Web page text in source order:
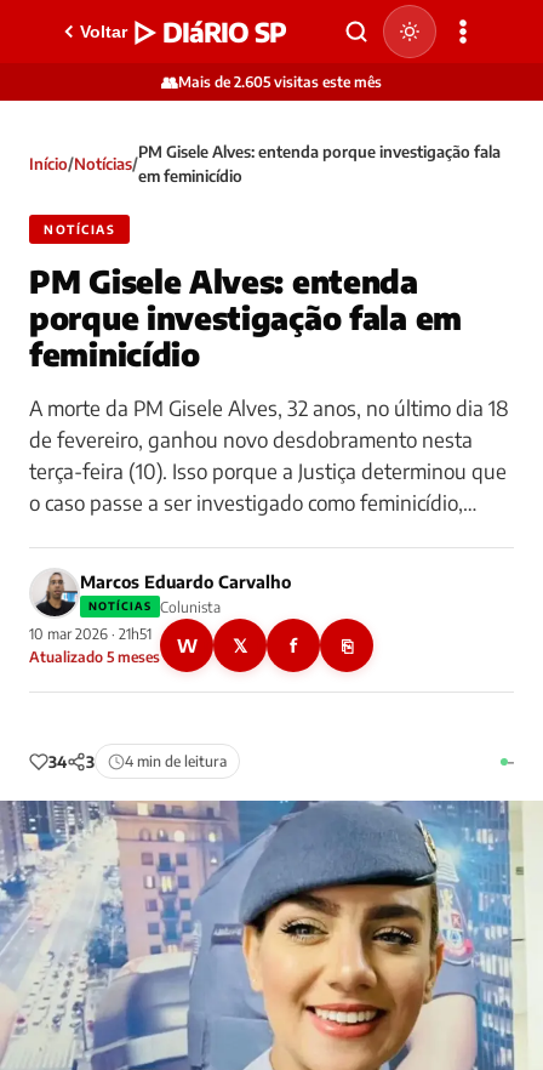
Voltar ▷ DIáRIO SP
👥Mais de 2.605 visitas este mês
Início/Notícias/
PM Gisele Alves: entenda porque investigação fala
em feminicídio
NOTÍCIAS
PM Gisele Alves: entenda
porque investigação fala em
feminicídio
A morte da PM Gisele Alves, 32 anos, no último dia 18
de fevereiro, ganhou novo desdobramento nesta
terça-feira (10). Isso porque a Justiça determinou que
o caso passe a ser investigado como feminicídio,…
Marcos Eduardo Carvalho
NOTÍCIAS
Colunista
10 mar 2026 · 21h51
Atualizado 5 meses
W 𝕏 f ⎘
34 3 4 min de leitura –